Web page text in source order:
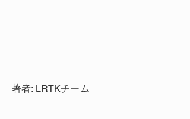
著者: LRTKチーム